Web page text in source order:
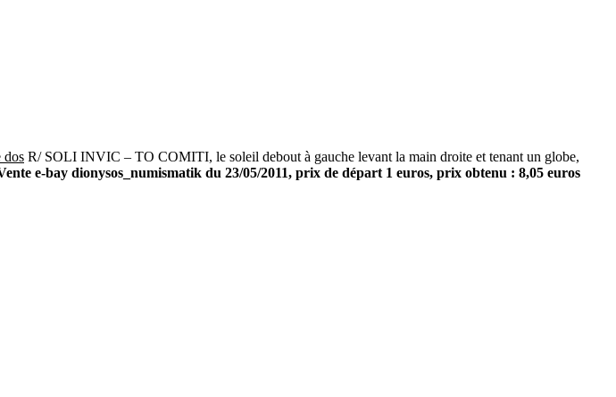
dos R/ SOLI INVIC – TO COMITI, le soleil debout à gauche levant la main droite et tenant un globe,
e-bay dionysos_numismatik du 23/05/2011, prix de départ 1 euros, prix obtenu : 8,05 euros